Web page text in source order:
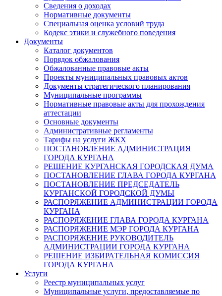
Сведения о доходах
Нормативные документы
Специальная оценка условий труда
Кодекс этики и служебного поведения
Документы
Каталог документов
Порядок обжалования
Обжалованные правовые акты
Проекты муниципальных правовых актов
Документы стратегического планирования
Муниципальные программы
Нормативные правовые акты для прохождения
аттестации
Основные документы
Административные регламенты
Тарифы на услуги ЖКХ
ПОСТАНОВЛЕНИЕ АДМИНИСТРАЦИЯ
ГОРОДА КУРГАНА
РЕШЕНИЕ КУРГАНСКАЯ ГОРОДСКАЯ ДУМА
ПОСТАНОВЛЕНИЕ ГЛАВА ГОРОДА КУРГАНА
ПОСТАНОВЛЕНИЕ ПРЕДСЕДАТЕЛЬ
КУРГАНСКОЙ ГОРОДСКОЙ ДУМЫ
РАСПОРЯЖЕНИЕ АДМИНИСТРАЦИИ ГОРОДА
КУРГАНА
РАСПОРЯЖЕНИЕ ГЛАВА ГОРОДА КУРГАНА
РАСПОРЯЖЕНИЕ МЭР ГОРОДА КУРГАНА
РАСПОРЯЖЕНИЕ РУКОВОДИТЕЛЬ
АДМИНИСТРАЦИИ ГОРОДА КУРГАНА
РЕШЕНИЕ ИЗБИРАТЕЛЬНАЯ КОМИССИЯ
ГОРОДА КУРГАНА
Услуги
Реестр муниципальных услуг
Муниципальные услуги, предоставляемые по